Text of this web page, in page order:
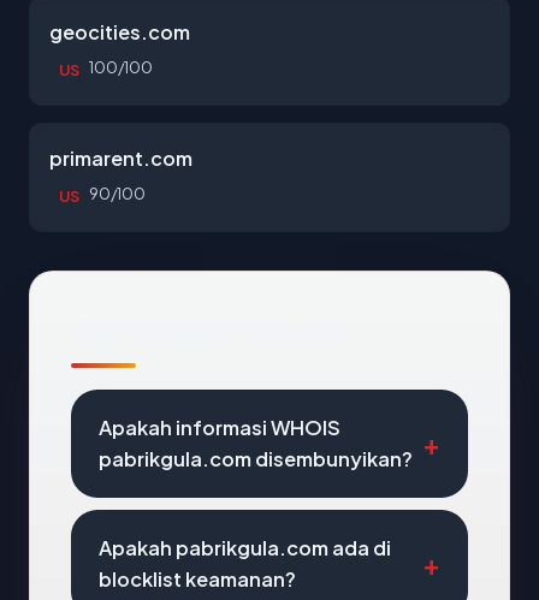
geocities.com
US 100/100
primarent.com
US 90/100
Apakah informasi WHOIS
pabrikgula.com disembunyikan?
Apakah pabrikgula.com ada di
blocklist keamanan?